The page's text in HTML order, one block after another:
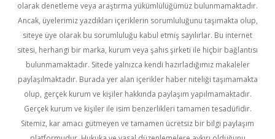
olarak denetleme veya araştırma yükümlülüğümüz bulunmamaktadır.
Ancak, üyelerimiz yazdıkları içeriklerin sorumluluğunu taşımakta olup,
siteye üye olarak bu sorumluluğu kabul etmiş sayılırlar. Bu internet
sitesi, herhangi bir marka, kurum veya şahıs şirketi ile hiçbir bağlantısı
bulunmamaktadır. Sitede yalnızca kendi hazırladığımız makaleler
paylaşılmaktadır. Burada yer alan içerikler haber niteliği taşımamakta
olup, gerçek kurum ve kişiler hakkında paylaşım yapılmamaktadır.
Gerçek kurum ve kişiler ile isim benzerlikleri tamamen tesadüfidir.
Sitemiz, kar amacı gütmeyen ve tamamen ücretsiz bir bilgi paylaşım